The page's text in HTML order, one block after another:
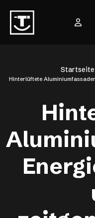
Startseite
Hinterlüftete